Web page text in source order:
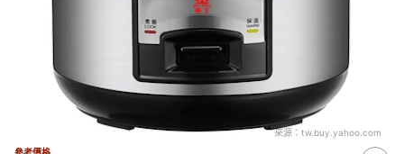
來源： tw.buy.yahoo.com